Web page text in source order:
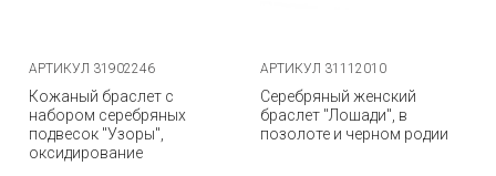
АРТИКУЛ 31902246
Кожаный браслет с
набором серебряных
подвесок "Узоры",
оксидирование
АРТИКУЛ 31112010
Серебряный женский
браслет "Лошади", в
позолоте и черном родии